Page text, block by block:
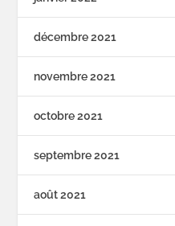
décembre 2021
novembre 2021
octobre 2021
septembre 2021
août 2021